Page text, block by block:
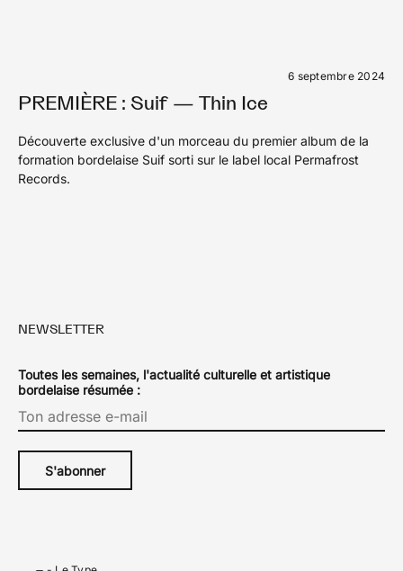
6 septembre 2024
PREMIÈRE : Suif — Thin Ice
Découverte exclusive d'un morceau du premier album de la
formation bordelaise Suif sorti sur le label local Permafrost
Records.
NEWSLETTER
Toutes les semaines, l'actualité culturelle et artistique
bordelaise résumée :